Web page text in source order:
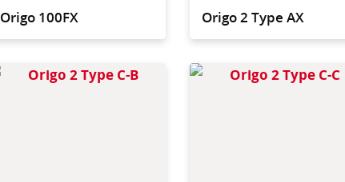
Origo 100FX Origo 2 Type AX